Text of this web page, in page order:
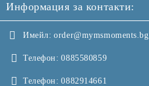
Информация за контакти:
Имейл: order@mymsmoments.bg
Телефон: 0885580859
Телефон: 0882914661